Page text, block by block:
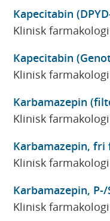
Kapecitabin
Klinisk farmakologi
Kapecitabin
Klinisk farmakologi
Karbamazepin
Klinisk farmakologi
Karbamazepin, fri
Klinisk farmakologi
Karbamazepin, P-/
Klinisk farmakologi